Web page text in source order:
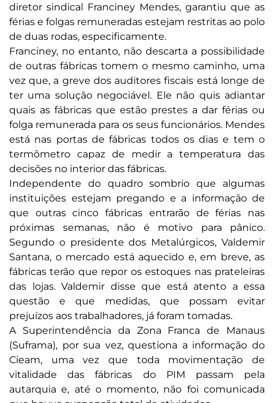
diretor sindical Franciney Mendes, garantiu que as
férias e folgas remuneradas estejam restritas ao polo
de duas rodas, especificamente.
Franciney, no entanto, não descarta a possibilidade
de outras fábricas tomem o mesmo caminho, uma
vez que, a greve dos auditores fiscais está longe de
ter uma solução negociável. Ele não quis adiantar
quais as fábricas que estão prestes a dar férias ou
folga remunerada para os seus funcionários. Mendes
está nas portas de fábricas todos os dias e tem o
termômetro capaz de medir a temperatura das
decisões no interior das fábricas.
Independente do quadro sombrio que algumas
instituições estejam pregando e a informação de
que outras cinco fábricas entrarão de férias nas
próximas semanas, não é motivo para pânico.
Segundo o presidente dos Metalúrgicos, Valdemir
Santana, o mercado está aquecido e, em breve, as
fábricas terão que repor os estoques nas prateleiras
das lojas. Valdemir disse que está atento a essa
questão e que medidas, que possam evitar
prejuízos aos trabalhadores, já foram tomadas.
A Superintendência da Zona Franca de Manaus
(Suframa), por sua vez, questiona a informação do
Cieam, uma vez que toda movimentação de
vitalidade das fábricas do PIM passam pela
autarquia e, até o momento, não foi comunicada